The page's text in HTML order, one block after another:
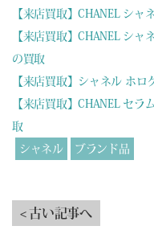
【来店買取】CHANEL シ
【来店買取】CHANEL シャ
の買取
【来店買取】シャネル ホ
【来店買取】CHANEL セ
取
シャネル
ブランド品
< 古い記事へ